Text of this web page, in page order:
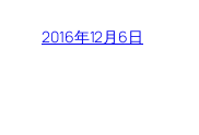
2016年12月6日